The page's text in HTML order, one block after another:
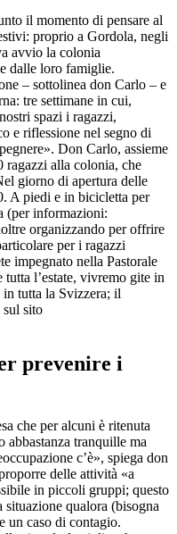
il momento di pensare al
proprio a Gordola, negli
avvio la colonia
dalle loro famiglie.
– sottolinea don Carlo – e
tre settimane in cui,
spazi i ragazzi,
e riflessione nel segno di
Don Carlo, assieme
ragazzi alla colonia, che
giorno di apertura delle
A piedi e in bicicletta per
(per informazioni:
organizzando per offrire
per i ragazzi
impegnato nella Pastorale
l’estate, vivremo gite in
tutta la Svizzera; il
sul sito
prevenire i
che per alcuni è ritenuta
abbastanza tranquille ma
c’è», spiega don
delle attività «a
in piccoli gruppi; questo
qualora (bisogna
un caso di contagio.